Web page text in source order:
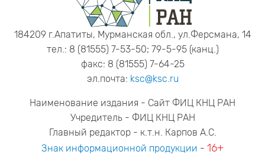
184209 г.Апатиты, Мурманская обл., ул.Ферсмана, 14
тел.: 8 (81555) 7-53-50; 79-5-95 (канц.)
факс: 8 (81555) 7-64-25
эл.почта: ksc@ksc.ru
Наименование издания - Сайт ФИЦ КНЦ РАН
Учредитель - ФИЦ КНЦ РАН
Главный редактор - к.т.н. Карпов А.С.
Знак информационной продукции - 16+